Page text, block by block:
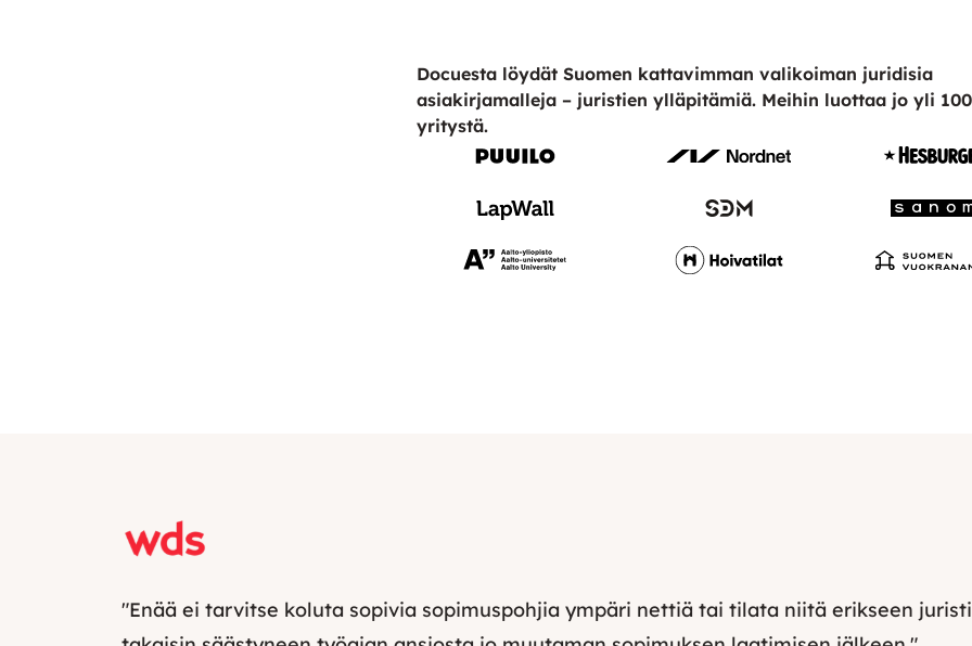
Docuesta löydät Suomen kattavimman valikoiman juridisia
asiakirjamalleja – juristien ylläpitämiä. Meihin luottaa jo yli
yritystä.
"Enää ei tarvitse koluta sopivia sopimuspohjia ympäri nettiä tai tilata niitä erikseen